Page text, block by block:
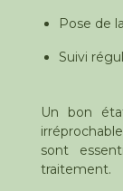
Pose de
Suivi
Un bon
sont
traitement.